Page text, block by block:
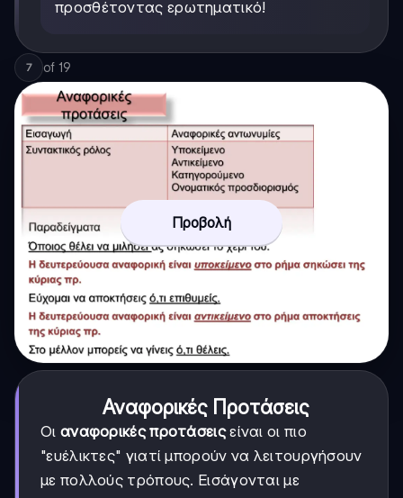
προσθέτοντας ερωτηματικό!
7 of 19
Προβολή
Αναφορικές Προτάσεις
Οι αναφορικές προτάσειςείναι οι πιο
"ευέλικτες" γιατί μπορούν να λειτουργήσουν
με πολλούς τρόπους. Εισάγονται με